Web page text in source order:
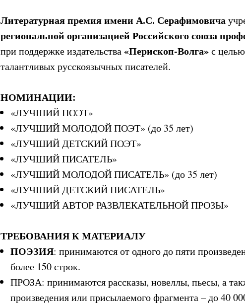
Литературная премия имени А.С. Серафимовича
региональной организацией Российского союза
при поддержке издательства«Перископ-Волга»с
талантливых русскоязычных писателей.
НОМИНАЦИИ:
«ЛУЧШИЙ ПОЭТ»
«ЛУЧШИЙ МОЛОДОЙ ПОЭТ» (до 35 лет)
«ЛУЧШИЙ ДЕТСКИЙ ПОЭТ»
«ЛУЧШИЙ ПИСАТЕЛЬ»
«ЛУЧШИЙ МОЛОДОЙ ПИСАТЕЛЬ» (до 35 лет)
«ЛУЧШИЙ ДЕТСКИЙ ПИСАТЕЛЬ»
«ЛУЧШИЙ АВТОР РАЗВЛЕКАТЕЛЬНОЙ ПРОЗЫ»
ТРЕБОВАНИЯ К МАТЕРИАЛУ
ПОЭЗИЯ: принимаются от одного до пяти
более 150 строк.
ПРОЗА: принимаются рассказы, новеллы, пьесы, а
произведения или присылаемого фрагмента – до 40